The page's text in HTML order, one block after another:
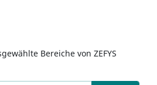
Bereiche von ZEFYS